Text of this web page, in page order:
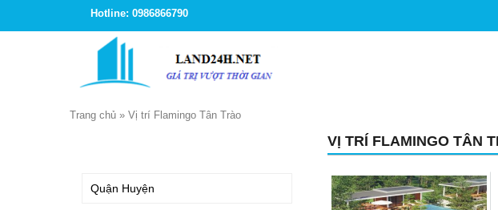
Hotline: 0986866790
Trang chủ » Vị trí Flamingo Tân Trào
VỊ TRÍ FLAMINGO TÂN